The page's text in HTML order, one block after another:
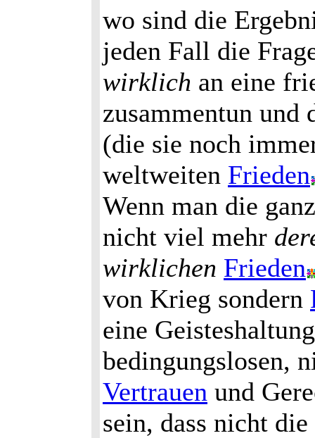
wo sind die
jeden Fall die
wirklich an eine
zusammentun und
(die sie noch
weltweiten Frieden
Wenn man die
nicht viel mehr
wirklichen Frieden
von Krieg sondern
eine
bedingungslosen,
Vertrauen und
sein, dass nicht